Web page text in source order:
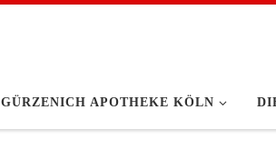
GÜRZENICH APOTHEKE KÖLN